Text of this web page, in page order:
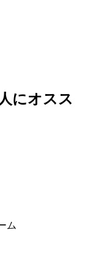
にオスス
ム